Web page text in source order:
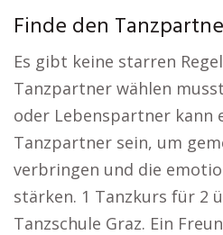
Finde den
Es gibt keine starren
Tanzpartner wählen
oder Lebenspartner kann
Tanzpartner sein, um
verbringen und die
stärken. 1 Tanzkurs für 2
Tanzschule Graz. Ein